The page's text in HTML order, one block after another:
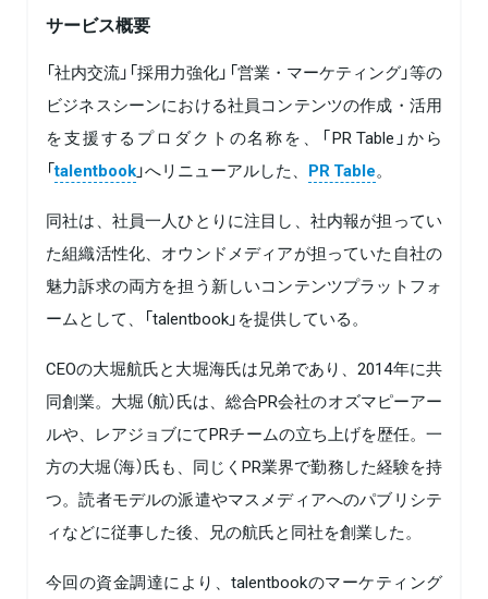
サービス概要
「社内交流」「採用力強化」「営業・マーケティング」等の
ビジネスシーンにおける社員コンテンツの作成・活用
を支援するプロダクトの名称を、「PR Table」から
「talentbook」へリニューアルした、 PR Table。
同社は、社員一人ひとりに注目し、社内報が担ってい
た組織活性化、オウンドメディアが担っていた自社の
魅力訴求の両方を担う新しいコンテンツプラットフォ
ームとして、「talentbook」を提供している。
CEOの大堀航氏と大堀海氏は兄弟であり、2014年に共
同創業。大堀（航）氏は、総合PR会社のオズマピーアー
ルや、レアジョブにてPRチームの立ち上げを歴任。一
方の大堀（海）氏も、同じくPR業界で勤務した経験を持
つ。読者モデルの派遣やマスメディアへのパブリシテ
ィなどに従事した後、兄の航氏と同社を創業した。
今回の資金調達により、talentbookのマーケティング